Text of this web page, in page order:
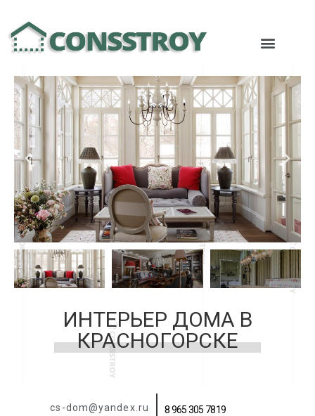
ИНТЕРЬЕР ДОМА В
КРАСНОГОРСКЕ
cs-dom@yandex.ru
8 965 305 7819